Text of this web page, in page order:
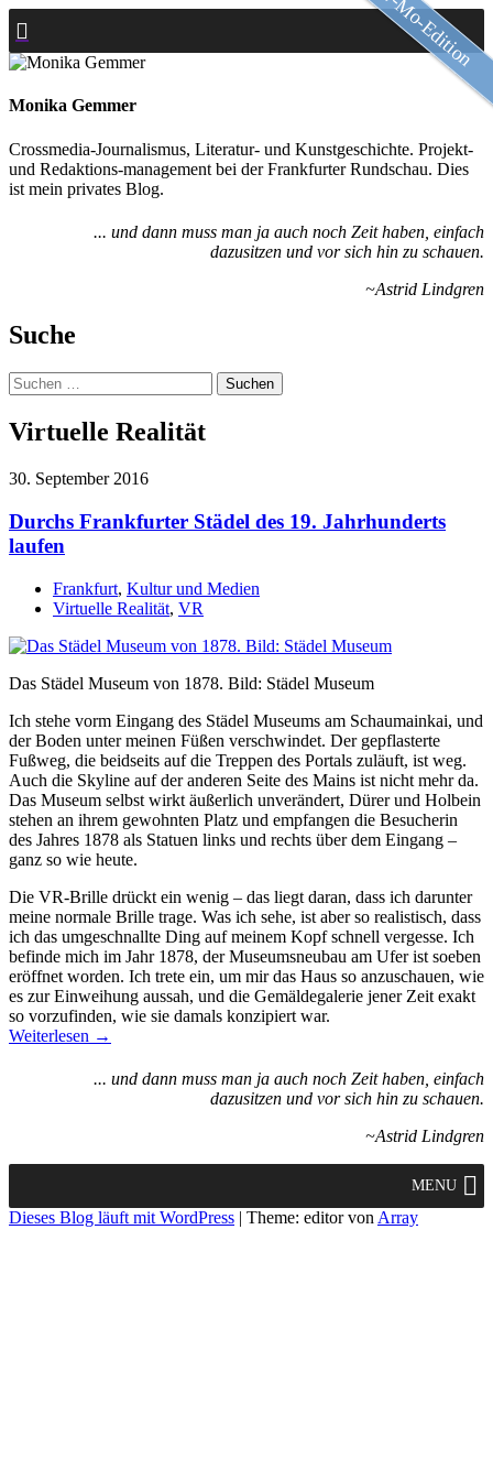
Zum
Inhalt
springen
Monika Gemmer
Crossmedia-Journalismus, Literatur- und Kunstgeschichte. Projekt-
und Redaktions-management bei der Frankfurter Rundschau. Dies
ist mein privates Blog.
... und dann muss man ja auch noch Zeit haben, einfach
dazusitzen und vor sich hin zu schauen.
~Astrid Lindgren
Suche
Suchen
nach:
Virtuelle Realität
30. September 2016
Durchs Frankfurter Städel des 19. Jahrhunderts
laufen
Frankfurt, Kultur und Medien
Virtuelle Realität, VR
Das Städel Museum von 1878. Bild: Städel Museum
Ich stehe vorm Eingang des Städel Museums am Schaumainkai, und
der Boden unter meinen Füßen verschwindet. Der gepflasterte
Fußweg, die beidseits auf die Treppen des Portals zuläuft, ist weg.
Auch die Skyline auf der anderen Seite des Mains ist nicht mehr da.
Das Museum selbst wirkt äußerlich unverändert, Dürer und Holbein
stehen an ihrem gewohnten Platz und empfangen die Besucherin
des Jahres 1878 als Statuen links und rechts über dem Eingang –
ganz so wie heute.
Die VR-Brille drückt ein wenig – das liegt daran, dass ich darunter
meine normale Brille trage. Was ich sehe, ist aber so realistisch, dass
ich das umgeschnallte Ding auf meinem Kopf schnell vergesse. Ich
befinde mich im Jahr 1878, der Museumsneubau am Ufer ist soeben
eröffnet worden. Ich trete ein, um mir das Haus so anzuschauen, wie
es zur Einweihung aussah, und die Gemäldegalerie jener Zeit exakt
so vorzufinden, wie sie damals konzipiert war.
Weiterlesen →
... und dann muss man ja auch noch Zeit haben, einfach
dazusitzen und vor sich hin zu schauen.
~Astrid Lindgren
MENU
Dieses Blog läuft mit WordPress | Theme: editor von Array